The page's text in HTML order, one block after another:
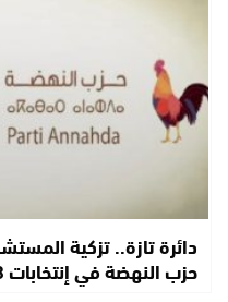
دائرة تازة.. تزكية
حزب النهضة في إنتخابات 23 شتنبر